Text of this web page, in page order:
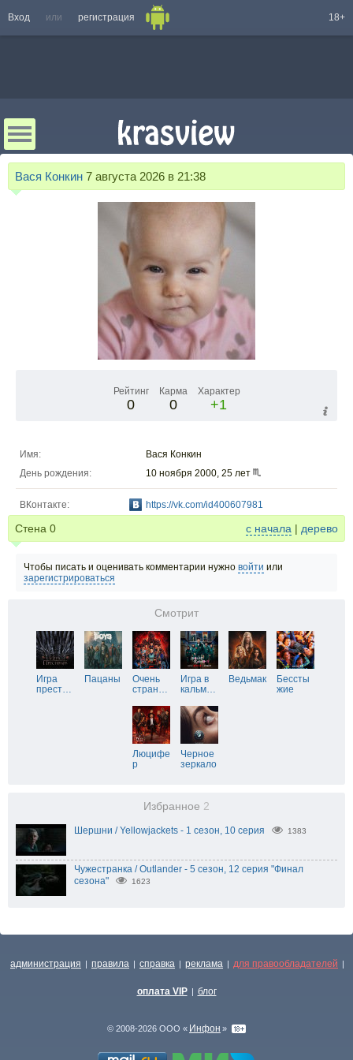
Вход или регистрация 18+
Вася Конкин 7 августа 2026 в 21:38
Рейтинг
0
Карма
0
Характер
+1
Имя:
Вася Конкин
День рождения:
10 ноября 2000, 25 лет
ВКонтакте: https://vk.com/id400607981
Стена 0 с начала | дерево
Чтобы писать и оценивать комментарии нужно войти или
зарегистрироваться
Смотрит
Игра
прест…
Пацаны
Очень
стран…
Игра в
кальм…
Ведьмак
Бессты
жие
Люцифе
р
Черное
зеркало
Избранное 2
Шершни / Yellowjackets - 1 сезон, 10 серия 1383
Чужестранка / Outlander - 5 сезон, 12 серия "Финал
сезона"
1623
администрация | правила | справка | реклама | для правообладателей |
оплата VIP | блог
© 2008-2026 ООО « Инфон »